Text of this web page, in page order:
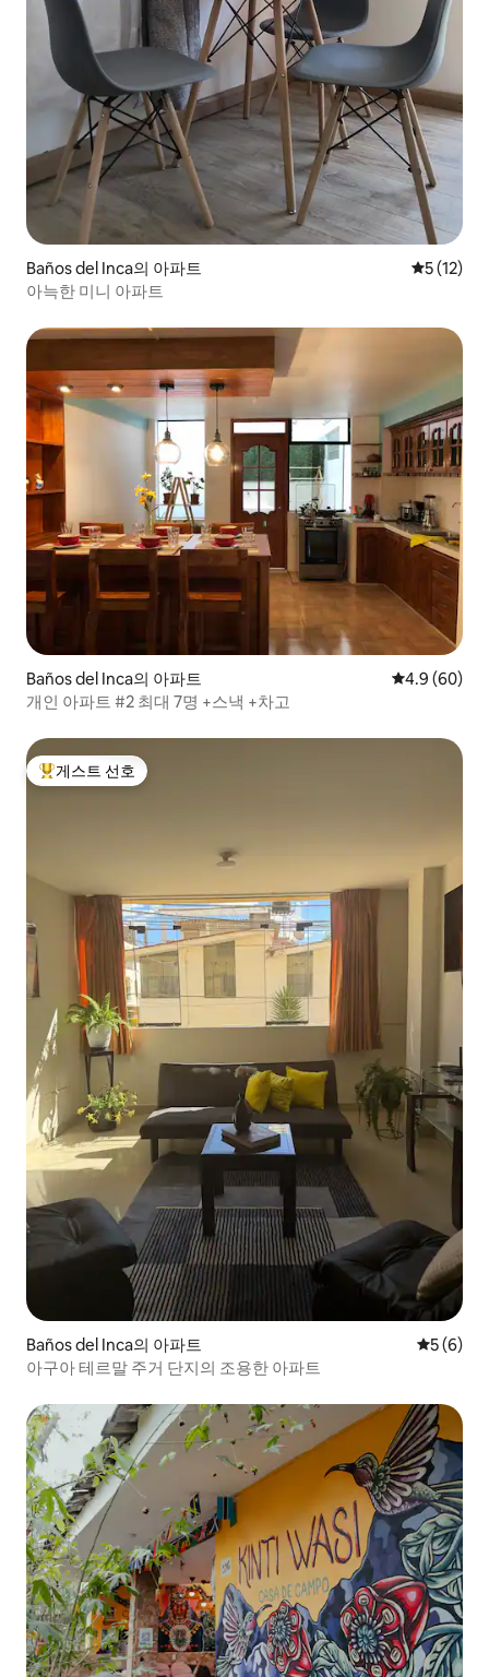
Baños del Inca의 아파트 평점 5점
5 (12)
아늑한 미니 아파트
Baños del Inca의 아파트 평점 4.9점(5
4.9 (60)
개인 아파트 #2 최대 7명 +스낵 +차고
상위 게스트 선호
게스트 선호
Baños del Inca의 아파트 평점 5점
5 (6)
아구아 테르말 주거 단지의 조용한 아파트